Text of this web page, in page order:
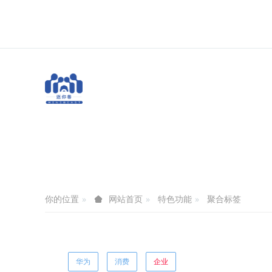
你的位置 网站首页 特色功能 聚合标签
华为 消费 企业